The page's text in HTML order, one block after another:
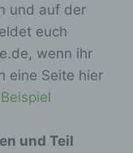
und auf der
euch
wenn ihr
eine Seite hier
Beispiel
und Teil